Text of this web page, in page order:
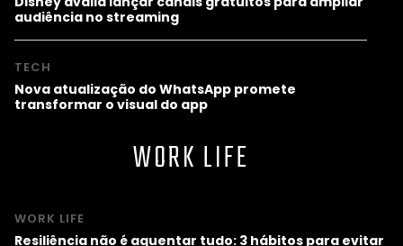
audiência no streaming
TECH
Nova atualização do WhatsApp promete
transformar o visual do app
WORK LIFE
WORK LIFE
Resiliência não é aguentar tudo: 3 hábitos para evitar